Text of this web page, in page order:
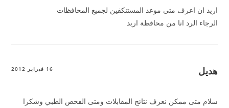
اريد ان اعرف متى موعد المستنكفين لجميع المحافظات
الرجاء الرد انا من محافظة اربد
هديل 16 فبراير 2012
سلام متى ممكن نعرف نتائج المقابلات ومتى الفحص الطبي وشكرا